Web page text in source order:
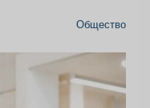
Общество